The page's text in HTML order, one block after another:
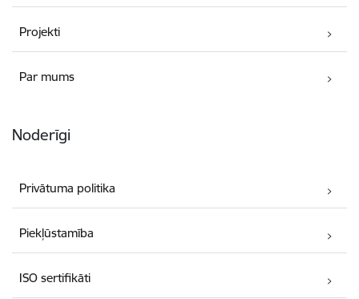
Projekti
Par mums
Noderīgi
Privātuma politika
Piekļūstamība
ISO sertifikāti